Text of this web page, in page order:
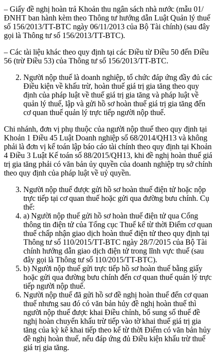
– Giấy đề nghị hoàn trả Khoản thu ngân sách nhà nước (mẫu 01/
ĐNHT ban hành kèm theo Thông tư hướng dẫn Luật Quản lý thuế
số 156/2013/TT-BTC ngày 06/11/2013 của Bộ Tài chính) (sau đây
gọi là Thông tư số 156/2013/TT-BTC).
– Các tài liệu khác theo quy định tại các Điều từ Điều 50 đến Điều
56 (trừ Điều 53) của Thông tư số 156/2013/TT-BTC.
Người nộp thuế là doanh nghiệp, tổ chức đáp ứng đầy đủ các
Điều kiện về khấu trừ, hoàn thuế giá trị gia tăng theo quy
định của pháp luật về thuế giá trị gia tăng và pháp luật về
quản lý thuế, lập và gửi hồ sơ hoàn thuế giá trị gia tăng đến
cơ quan thuế quản lý trực tiếp người nộp thuế.
Chi nhánh, đơn vị phụ thuộc của người nộp thuế theo quy định tại
Khoản 1 Điều 45 Luật Doanh nghiệp số 68/2014/QH13 và không
phải là đơn vị kế toán lập báo cáo tài chính theo quy định tại Khoản
4 Điều 3 Luật Kế toán số 88/2015/QH13, khi đề nghị hoàn thuế giá
trị gia tăng phải có văn bản ủy quyền của doanh nghiệp trụ sở chính
theo quy định của pháp luật về uỷ quyền.
Người nộp thuế được gửi hồ sơ hoàn thuế điện tử hoặc nộp
trực tiếp tại cơ quan thuế hoặc gửi qua đường bưu chính. Cụ
thể:
a) Người nộp thuế gửi hồ sơ hoàn thuế điện tử qua Cổng
thông tin điện tử của Tổng cục Thuế kể từ thời Điểm cơ quan
thuế chấp nhận giao dịch hoàn thuế điện tử theo quy định tại
Thông tư số 110/2015/TT-BTC ngày 28/7/2015 của Bộ Tài
chính hướng dẫn giao dịch điện tử trong lĩnh vực thuế (sau
đây gọi là Thông tư số 110/2015/TT-BTC).
b) Người nộp thuế gửi trực tiếp hồ sơ hoàn thuế bằng giấy
hoặc gửi qua đường bưu chính đến cơ quan thuế quản lý trực
tiếp người nộp thuế.
Người nộp thuế đã gửi hồ sơ đề nghị hoàn thuế đến cơ quan
thuế nhưng sau đó có văn bản hủy đề nghị hoàn thuế thì
người nộp thuế được khai Điều chỉnh, bổ sung số thuế đề
nghị hoàn chuyển khấu trừ tiếp vào tờ khai thuế giá trị gia
tăng của kỳ kê khai tiếp theo kể từ thời Điểm có văn bản hủy
đề nghị hoàn thuế, nếu đáp ứng đủ Điều kiện khấu trừ thuế
giá trị gia tăng.